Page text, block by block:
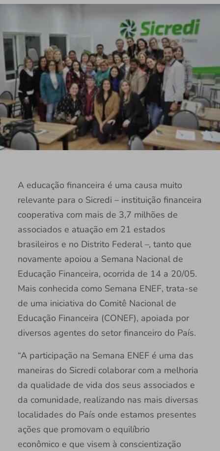
A educação financeira é uma causa muito
relevante para o Sicredi – instituição financeira
cooperativa com mais de 3,7 milhões de
associados e atuação em 21 estados
brasileiros e no Distrito Federal –, tanto que
novamente apoiou a Semana Nacional de
Educação Financeira, ocorrida de 14 a 20/05.
Mais conhecida como Semana ENEF, trata-se
de uma iniciativa do Comitê Nacional de
Educação Financeira (CONEF), apoiada por
diversos agentes do setor financeiro do País.
“A participação na Semana ENEF é uma das
maneiras do Sicredi colaborar com a melhoria
da qualidade de vida dos seus associados e
da comunidade, realizando nas mais diversas
localidades do País onde estamos presentes
ações que promovam o equilíbrio
econômico e que visem à conscientização